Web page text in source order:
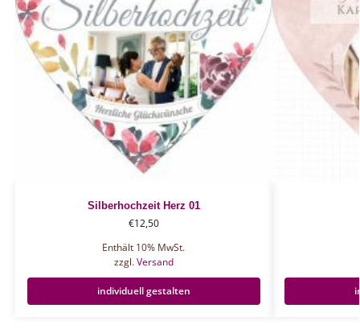
Silberhochzeit Herz 01
€12,50
Enthält 10% MwSt.
zzgl.Versand
individuell gestalten